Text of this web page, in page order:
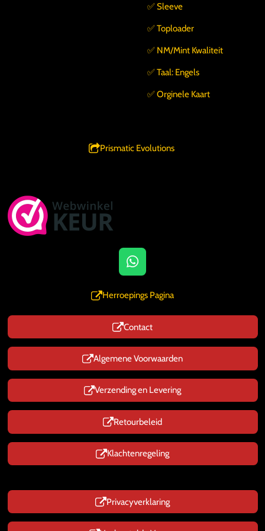
✅️ Sleeve
✅️ Toploader
✅️ NM/Mint Kwaliteit
✅️ Taal: Engels
✅️ Orginele Kaart
Prismatic Evolutions
W
h
a
s
A
p
p
Herroepings Pagina
Contact
Algemene Voorwaarden
Verzending en Levering
Retourbeleid
Klachtenregeling
Privacyverklaring